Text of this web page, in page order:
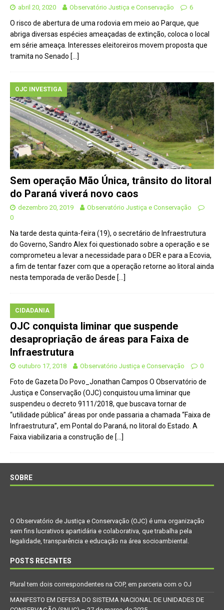
abril 20, 2020 Observatório Justiça e Conservação 6
O risco de abertura de uma rodovia em meio ao Parque, que
abriga diversas espécies ameaçadas de extinção, coloca o local
em série ameaça. Interesses eleitoreiros movem proposta que
tramita no Senado […]
OJC INVESTIGA
Sem operação Mão Única, trânsito do litoral
do Paraná viverá novo caos
dezembro 20, 2019
Observatório Justiça e Conservação
0
Na tarde desta quinta-feira (19), o secretário de Infraestrutura
do Governo, Sandro Alex foi questionado sobre a operação e se
comprometeu a levar a necessidade para o DER e para a Ecovia,
a fim de tentar fazer com que a operação retorne ao litoral ainda
nesta temporada de verão Desde […]
CIDADANIA
OJC conquista liminar que suspende
desapropriação de áreas para Faixa de
Infraestrutura
outubro 17, 2018 Observatório Justiça e Conservação 0
Foto de Gazeta Do Povo_Jonathan Campos O Observatório de
Justiça e Conservação (OJC) conquistou uma liminar que
suspendeu o decreto 9111/2018, que buscava tornar de
“utilidade pública” áreas por onde passaria a chamada “Faixa de
Infraestrutura”, em Pontal do Paraná, no litoral do Estado. A
Faixa viabilizaria a construção de […]
SOBRE
O Observatório de Justiça e Conservação (OJC) é uma organização
sem fins lucrativos apartidária e colaborativa, que trabalha pela
legalidade, transparência e educação na área socioambiental.
POSTS RECENTES
Plural tem dois correspondentes na COP, em parceria com o OJ
MANIFESTO EM DEFESA DO SISTEMA NACIONAL DE UNIDADES DE